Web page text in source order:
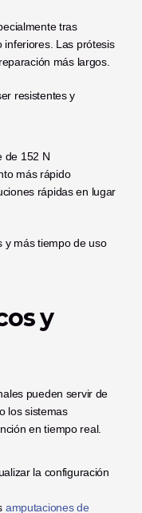
tras
Las prótesis
más largos.
resistentes y
de 152 N
más rápido
rápidas en lugar
y más tiempo de uso
y
pueden servir de
los sistemas
en tiempo real.
la configuración
amputaciones de